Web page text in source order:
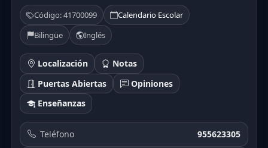
Código: 41700099
Calendario Escolar
Bilingüe
Inglés
Localización
Notas
Puertas Abiertas
Opiniones
Enseñanzas
Teléfono 955623305